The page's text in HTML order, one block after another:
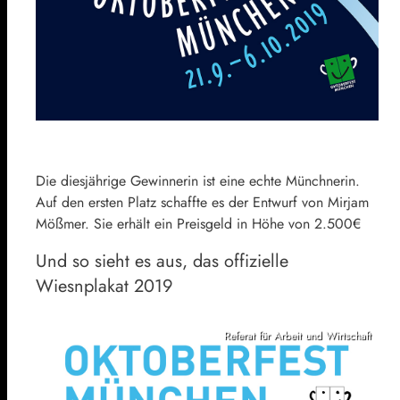
Die diesjährige Gewinnerin ist eine echte Münchnerin.
Auf den ersten Platz schaffte es der Entwurf von Mirjam
Mößmer. Sie erhält ein Preisgeld in Höhe von 2.500€
Und so sieht es aus, das offizielle
Wiesnplakat 2019
Referat für Arbeit und Wirtschaft